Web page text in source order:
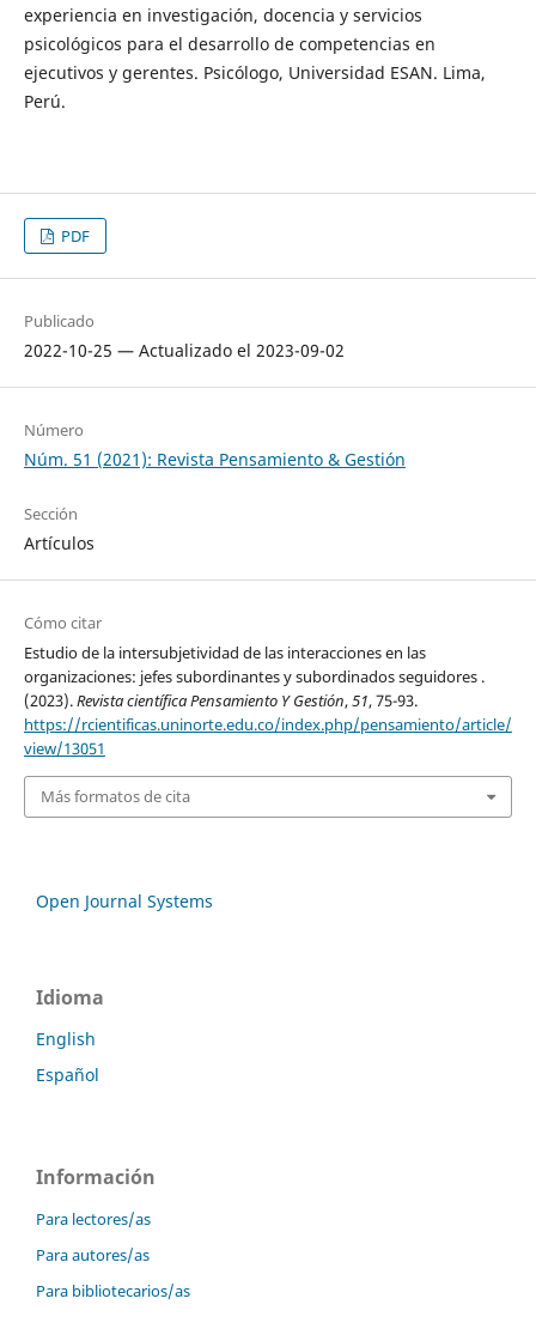
experiencia en investigación, docencia y servicios
psicológicos para el desarrollo de competencias en
ejecutivos y gerentes. Psicólogo, Universidad ESAN. Lima,
Perú.
PDF
Publicado
2022-10-25 — Actualizado el 2023-09-02
Número
Núm. 51 (2021): Revista Pensamiento & Gestión
Sección
Artículos
Cómo citar
Estudio de la intersubjetividad de las interacciones en las
organizaciones: jefes subordinantes y subordinados seguidores .
(2023).Revista científica Pensamiento Y Gestión,51, 75-93.
https://rcientificas.uninorte.edu.co/index.php/pensamiento/article/
view/13051
Más formatos de cita
Open Journal Systems
Idioma
English
Español
Información
Para lectores/as
Para autores/as
Para bibliotecarios/as